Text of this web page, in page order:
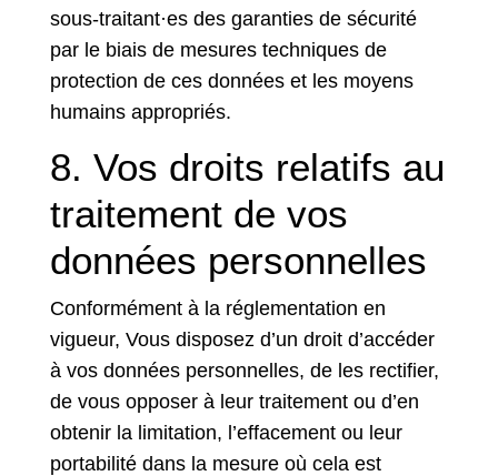
sous-traitant·es des garanties de sécurité
par le biais de mesures techniques de
protection de ces données et les moyens
humains appropriés.
8. Vos droits relatifs au
traitement de vos
données personnelles
Conformément à la réglementation en
vigueur, Vous disposez d’un droit d’accéder
à vos données personnelles, de les rectifier,
de vous opposer à leur traitement ou d’en
obtenir la limitation, l’effacement ou leur
portabilité dans la mesure où cela est